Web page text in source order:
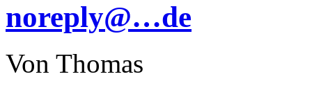
noreply@…de
Von Thomas